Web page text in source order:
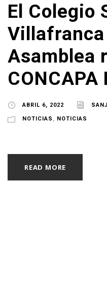
El Colegio
Asamblea
ABRIL 6, 2022
NOTICIAS , NOTICIAS
READ MORE